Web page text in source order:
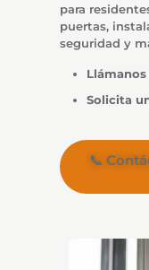
para
puertas,
seguridad y
Solicita
📞